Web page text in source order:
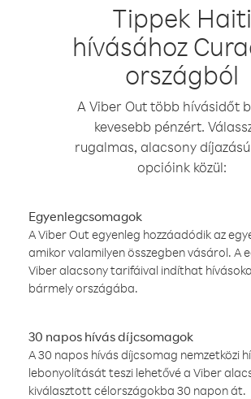
Tippek Haiti
hívásához
országból
A Viber Out több hívásidőt
kevesebb pénzért.
rugalmas, alacsony
opcióink közül:
Egyenlegcsomagok
A Viber Out egyenleg hozzáadódik az
amikor valamilyen összegben vásárol. A
Viber alacsony tarifáival indíthat
bármely országába.
30 napos hívás díjcsomagok
A 30 napos hívás díjcsomag nemzetközi
lebonyolítását teszi lehetővé a Viber
kiválasztott célországokba 30 napon át.